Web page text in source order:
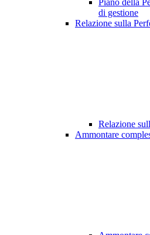
Piano della
di gestione
Relazione sulla
Relazione
Ammontare